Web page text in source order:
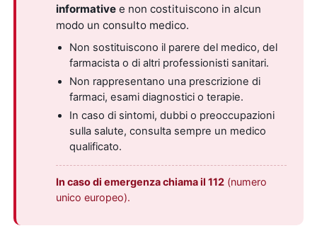
informative e non costituiscono in alcun
modo un consulto medico.
Non sostituiscono il parere del medico, del
farmacista o di altri professionisti sanitari.
Non rappresentano una prescrizione di
farmaci, esami diagnostici o terapie.
In caso di sintomi, dubbi o preoccupazioni
sulla salute, consulta sempre un medico
qualificato.
In caso di emergenza chiama il 112 (numero
unico europeo).